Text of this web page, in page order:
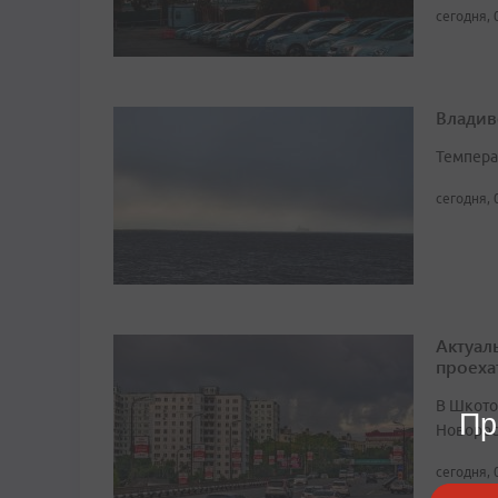
сегодня,
сегодня,
В
сегодня,